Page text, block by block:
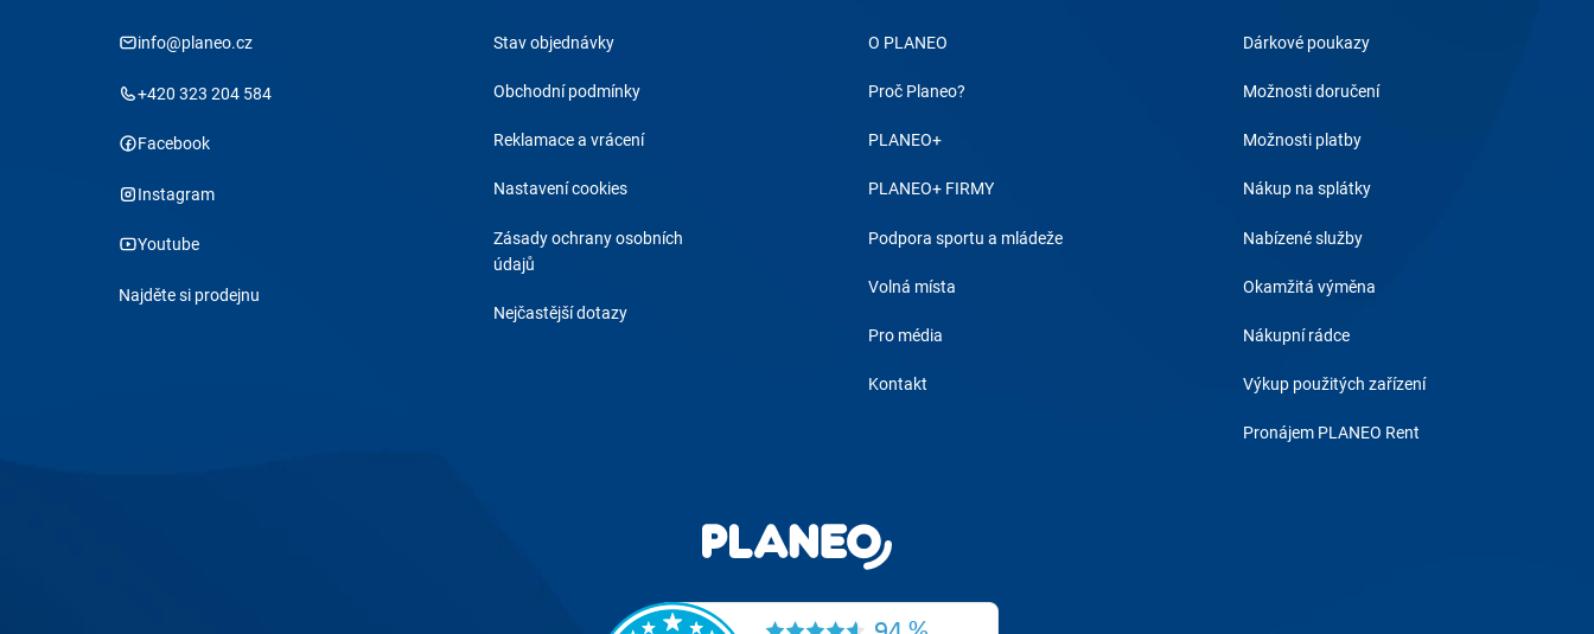
info@planeo.cz
+420 323 204 584
Facebook
Instagram
Youtube
Najděte si prodejnu
Stav objednávky
Obchodní podmínky
Reklamace a vrácení
Nastavení cookies
Zásady ochrany osobních
údajů
Nejčastější dotazy
O PLANEO
Proč Planeo?
PLANEO+
PLANEO+ FIRMY
Podpora sportu a mládeže
Volná místa
Pro média
Kontakt
Dárkové poukazy
Možnosti doručení
Možnosti platby
Nákup na splátky
Nabízené služby
Okamžitá výměna
Nákupní rádce
Výkup použitých zařízení
Pronájem PLANEO Rent